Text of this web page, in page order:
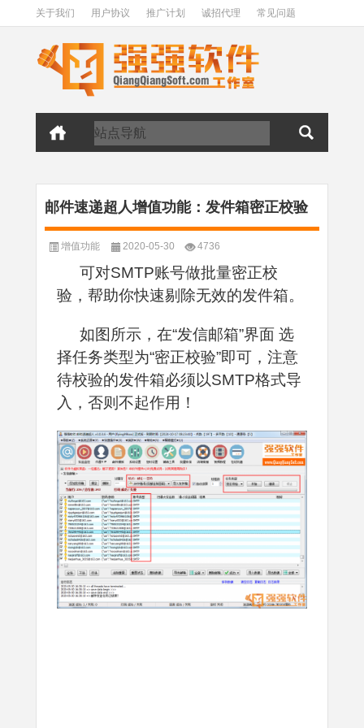
关于我们 用户协议 推广计划 诚招代理 常见问题
邮件速递超人增值功能：发件箱密正校验
增值功能 2020-05-30 4736
可对SMTP账号做批量密正校
验，帮助你快速剔除无效的发件箱。
如图所示，在“发信邮箱”界面 选
择任务类型为“密正校验”即可，注意
待校验的发件箱必须以SMTP格式导
入，否则不起作用！